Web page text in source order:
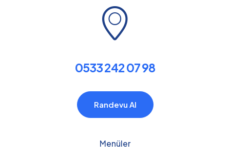
0533 242 07 98
Randevu Al
Menüler